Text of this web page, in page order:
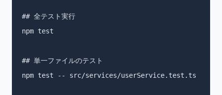
## 全テスト実行
npm test
## 単一ファイルのテスト
npm test -- src/services/userService.test.ts